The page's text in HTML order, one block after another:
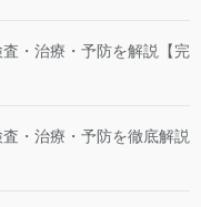
・治療・予防を解説【完
・治療・予防を徹底解説